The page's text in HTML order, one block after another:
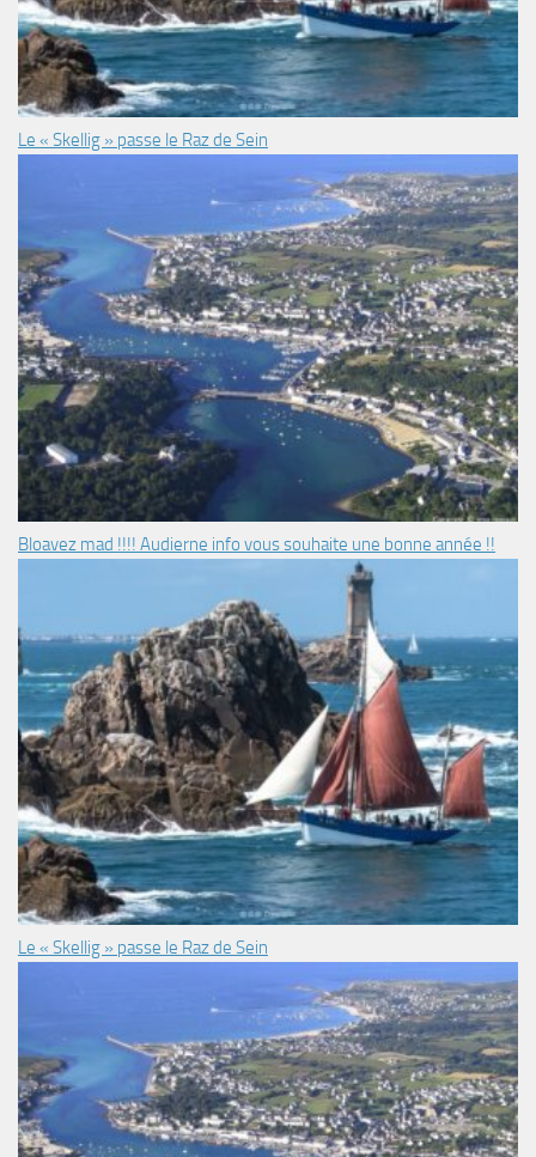
Le « Skellig » passe le Raz de Sein
Bloavez mad !!!! Audierne info vous souhaite une bonne année !!
Le « Skellig » passe le Raz de Sein